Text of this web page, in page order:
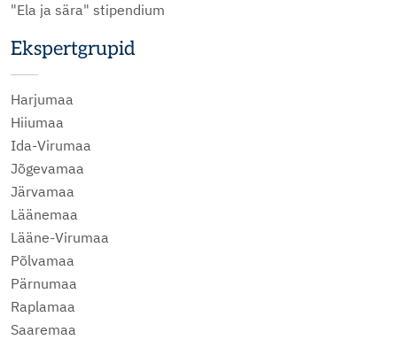
"Ela ja sära" stipendium
Ekspertgrupid
Harjumaa
Hiiumaa
Ida-Virumaa
Jõgevamaa
Järvamaa
Läänemaa
Lääne-Virumaa
Põlvamaa
Pärnumaa
Raplamaa
Saaremaa